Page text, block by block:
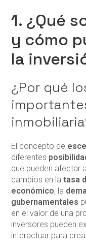
1. ¿Qué
y cómo
la
¿Por qué
El concepto de
diferentes
que pueden afectar
cambios en latasa
económico, la
gubernamentales
en el valor de una
inversores pueden
interactuar para